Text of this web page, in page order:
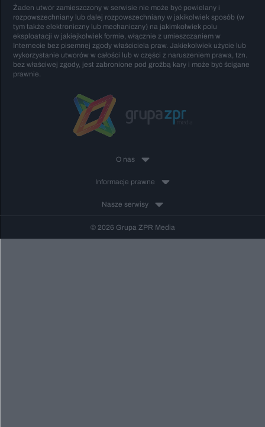
Żaden utwór zamieszczony w serwisie nie może być powielany i
rozpowszechniany lub dalej rozpowszechniany w jakikolwiek sposób (w
tym także elektroniczny lub mechaniczny) na jakimkolwiek polu
eksploatacji w jakiejkolwiek formie, włącznie z umieszczaniem w
Internecie bez pisemnej zgody właściciela praw. Jakiekolwiek użycie lub
wykorzystanie utworów w całości lub w części z naruszeniem prawa, tzn.
bez właściwej zgody, jest zabronione pod groźbą kary i może być ścigane
prawnie.
O nas
Informacje prawne
Nasze serwisy
© 2026 Grupa ZPR Media